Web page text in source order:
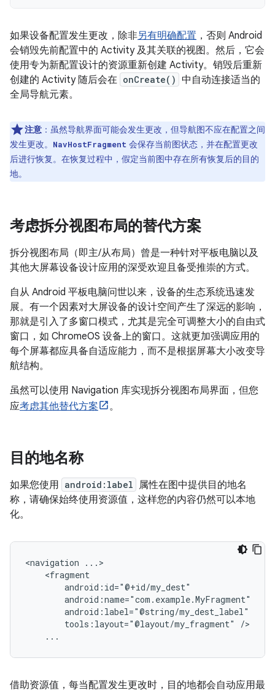
如果设备配置发生更改，除非另有明确配置 ，否则 Android
会销毁先前配置中的 Activity 及其关联的视图。然后，它会
使用专为新配置设计的资源重新创建 Activity。销毁后重新
创建的 Activity 随后会在 onCreate() 中自动连接适当的
全局导航元素。
注意 ： 虽然导航界面可能会发生更改，但导航图不应在配置之间
发生更改。
NavHostFragment 会保存当前图状态，并在配置更改
后进行恢复。在恢复过程中，假定当前图中存在所有恢复后的目的
地。
考虑拆分视图布局的替代方案
拆分视图布局（即主/从布局）曾是一种针对平板电脑以及
其他大屏幕设备设计应用的深受欢迎且备受推崇的方式。
自从 Android 平板电脑问世以来，设备的生态系统迅速发
展。有一个因素对大屏设备的设计空间产生了深远的影响，
那就是引入了多窗口模式，尤其是完全可调整大小的自由式
窗口，如 ChromeOS 设备上的窗口。这就更加强调应用的
每个屏幕都应具备自适应能力，而不是根据屏幕大小改变导
航结构。
虽然可以使用 Navigation 库实现拆分视图布局界面，但您
应考虑其他替代方案 。
目的地名称
如果您使用 android:label 属性在图中提供目的地名
称，请确保始终使用资源值，这样您的内容仍然可以本地
化。
<navigation
tools:layout="@layout/my_fragment"
借助资源值，每当配置发生更改时，目的地都会自动应用最